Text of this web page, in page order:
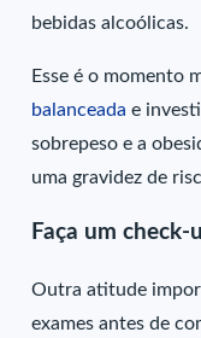
bebidas alcoólicas.
Esse é o momento
balanceada e
sobrepeso e a
uma gravidez de
Faça um check-
Outra atitude
exames antes de